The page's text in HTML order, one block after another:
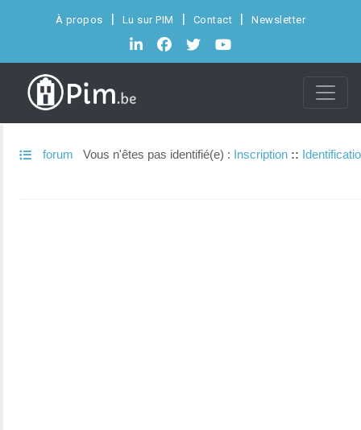
À propos Lu sur PIM Contact Newsletter
forum Vous n'êtes pas identifié(e) : Inscription ::